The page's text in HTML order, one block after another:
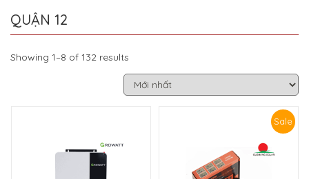
QUẬN 12
Showing 1–8 of 132 results
Sale